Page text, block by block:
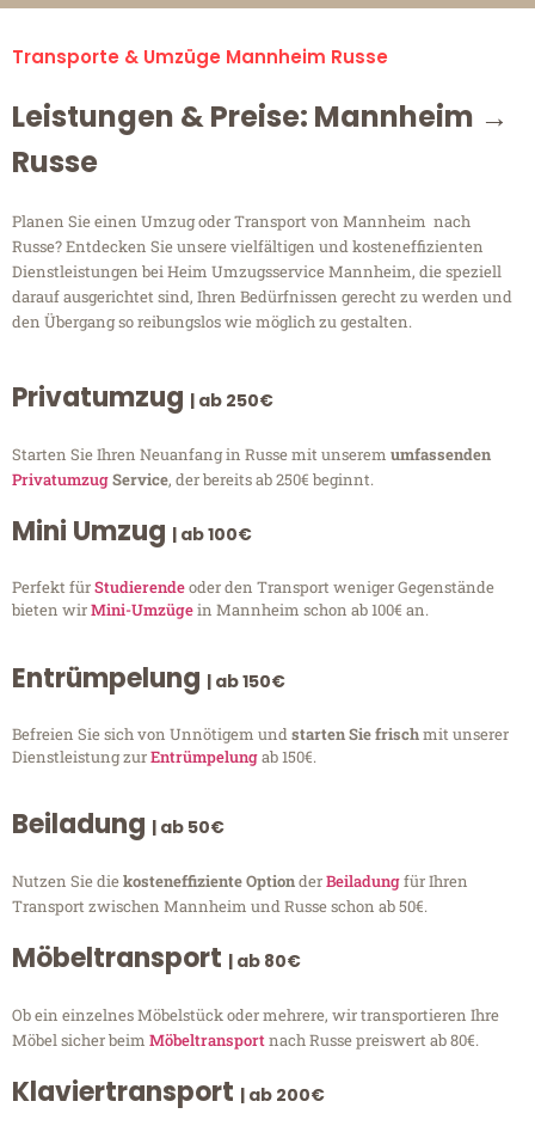
Transporte & Umzüge Mannheim Russe
Leistungen & Preise: Mannheim →
Russe
Planen Sie einen Umzug oder Transport von Mannheim nach
Russe? Entdecken Sie unsere vielfältigen und kosteneffizienten
Dienstleistungen bei Heim Umzugsservice Mannheim, die speziell
darauf ausgerichtet sind, Ihren Bedürfnissen gerecht zu werden und
den Übergang so reibungslos wie möglich zu gestalten.
Privatumzug | ab 250€
Starten Sie Ihren Neuanfang in Russe mit unserem umfassenden
PrivatumzugService, der bereits ab 250€ beginnt.
Mini Umzug | ab 100€
Perfekt fürStudierendeoder den Transport weniger Gegenstände
bieten wirMini-Umzügein Mannheim schon ab 100€ an.
Entrümpelung | ab 150€
Befreien Sie sich von Unnötigem undstarten Sie frischmit unserer
Dienstleistung zurEntrümpelungab 150€.
Beiladung | ab 50€
Nutzen Sie diekosteneffiziente OptionderBeiladungfür Ihren
Transport zwischen Mannheim und Russe schon ab 50€.
Möbeltransport | ab 80€
Ob ein einzelnes Möbelstück oder mehrere, wir transportieren Ihre
Möbel sicher beim Möbeltransportnach Russe preiswert ab 80€.
Klaviertransport | ab 200€